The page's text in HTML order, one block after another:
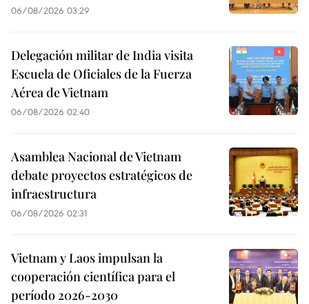
06/08/2026 03:29
Delegación militar de India visita
Escuela de Oficiales de la Fuerza
Aérea de Vietnam
06/08/2026 02:40
Asamblea Nacional de Vietnam
debate proyectos estratégicos de
infraestructura
06/08/2026 02:31
Vietnam y Laos impulsan la
cooperación científica para el
período 2026-2030